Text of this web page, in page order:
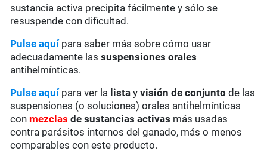
sustancia activa precipita fácilmente y sólo se
resuspende con dificultad.
Pulse aquí para saber más sobre cómo usar
adecuadamente lassuspensiones orales
antihelmínticas.
Pulse aquípara ver la lista yvisión de conjunto de las
suspensiones (o soluciones) orales antihelmínticas
con mezclas de sustancias activas más usadas
contra parásitos internos del ganado, más o menos
comparables con este producto.